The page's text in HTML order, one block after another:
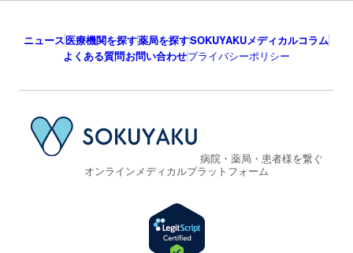
ニュース医療機関を探す薬局を探すSOKUYAKUメディカルコラム
よくある質問お問い合わせプライバシーポリシー
病院・薬局・患者様を繋ぐ
オンラインメディカルプラットフォーム